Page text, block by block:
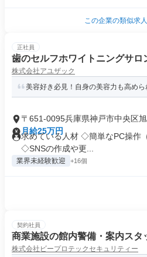
この企業の類似求
正社員
歯のセルフホワイトニングサロ
株式会社アユザック
美容好き必見！自身の美容力も高めら
〒651-0095兵庫県神戸市中央区
月給25万円
求めている人材 ◇簡単なPC操作
◇SNSの作成や更...
業界未経験歓迎 +16個
契約社員
商業施設の館内警備・案内スタ
株式会社ビープロテックセキュリティー